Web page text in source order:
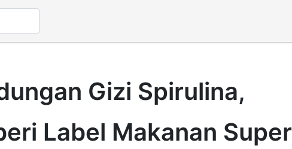
Gizi Spirulina,
Label Makanan Super